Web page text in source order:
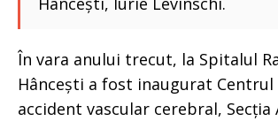
În vara anului trecut, la Spitalul
Hâncești a fost inaugurat
accident vascular cerebral, Secția